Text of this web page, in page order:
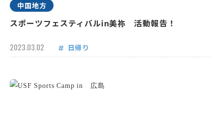
中国地方
スポーツフェスティバルin美祢 活動報告！
2023.03.02 日帰り